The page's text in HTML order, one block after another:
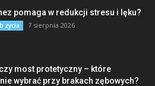
pomaga w redukcji stresu i lęku?
życia 7 sierpnia 2026
most protetyczny – które
wybrać przy brakach zębowych?